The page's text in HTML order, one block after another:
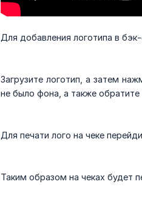
Для добавления логотипа в
Загрузите логотип, а затем
не было фона, а также обратите
Для печати лого на чеке
Таким образом на чеках будет